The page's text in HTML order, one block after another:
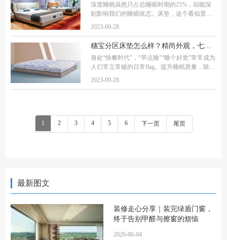
深度睡眠虽然只占总睡眠时期的25%，却能深
刻影响我们的睡眠状态。床垫，这个看似普通
章。床垫为什么能成为深度好睡眠的得力帮手
呢
2023-09-28
身处“快餐时代”，“早点睡”“睡个好觉”常常成为
人们常立常破的日常flag。提升睡眠质量，除了
2023-09-28
1 2 3 4 5 6 下一页 尾页
最新图文
装修走心分享｜装完绿盾门窗，
终于告别甲醛与擦窗的烦恼
2026-06-04